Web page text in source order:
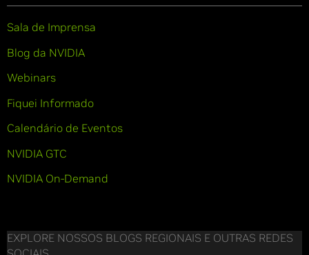
Sala de Imprensa
Blog da NVIDIA
Webinars
Fiquei Informado
Calendário de Eventos
NVIDIA GTC
NVIDIA On-Demand
EXPLORE NOSSOS BLOGS REGIONAIS E OUTRAS REDES